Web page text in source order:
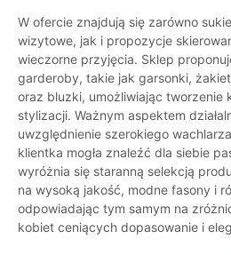
W ofercie znajdują się zarówno
wizytowe, jak i propozycje
wieczorne przyjęcia. Sklep
garderoby, takie jak garsonki,
oraz bluzki, umożliwiając tworzenie
stylizacji. Ważnym aspektem
uwzględnienie szerokiego
klientka mogła znaleźć dla siebie
wyróżnia się staranną selekcją
na wysoką jakość, modne fasony i
odpowiadając tym samym na
kobiet ceniących dopasowanie i